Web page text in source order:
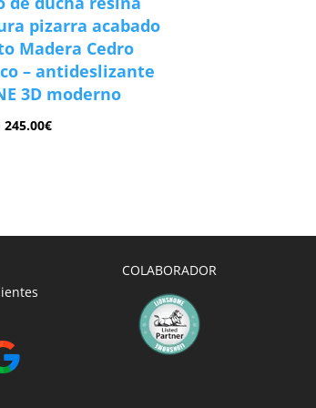
pizarra acabado
Madera Cedro
– antideslizante
3D moderno
245.00€
COLABORADOR